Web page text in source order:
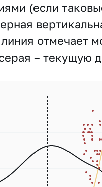
(если
отмечает
– текущую